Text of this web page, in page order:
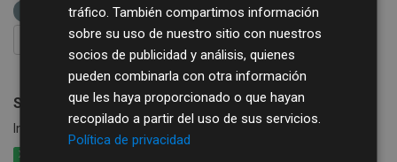
actividades
FILTRAR RESULTADOS
Subvenciones para actividades culturales municipales
Información sobre el Plan de Ayudas Culturales a Ayuntamientos
XLSX
tráfico. También compartimos información
sobre su uso de nuestro sitio con nuestros
socios de publicidad y análisis, quienes
pueden combinarla con otra información
que les haya proporcionado o que hayan
recopilado a partir del uso de sus servicios.
Política de privacidad